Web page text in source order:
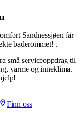
Sandnessjøen får
baderommet! .
små serviceoppdrag til
varme og inneklima.
Finn oss